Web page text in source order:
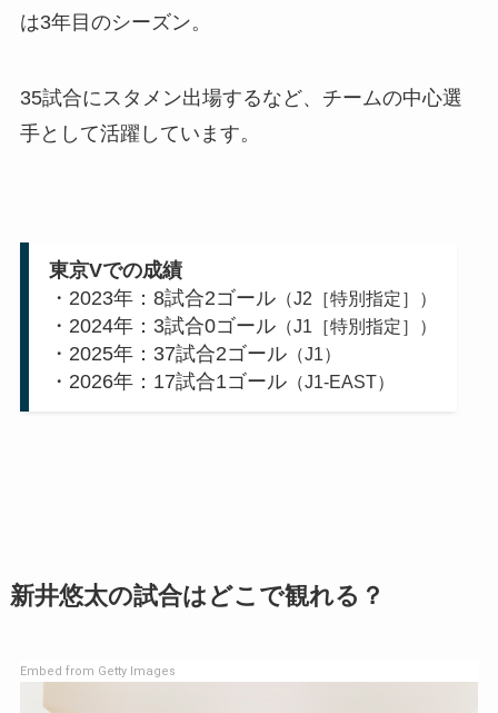
は3年目のシーズン。
35試合にスタメン出場するなど、チームの中心選
手として活躍しています。
東京Vでの成績
・2023年：8試合2ゴール（J2［特別指定］）
・2024年：3試合0ゴール（J1［特別指定］）
・2025年：37試合2ゴール（J1）
・2026年：17試合1ゴール（J1-EAST）
新井悠太の試合はどこで観れる？
Embed from Getty Images